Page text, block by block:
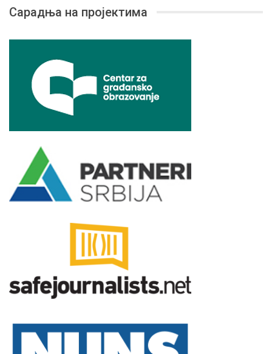
Сарадња на пројектима